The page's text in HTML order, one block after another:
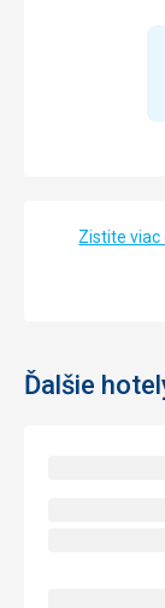
Zistite viac
Ďalšie